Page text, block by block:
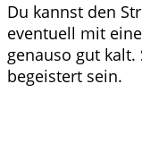
Du kannst den
eventuell mit
genauso gut
begeistert sein.